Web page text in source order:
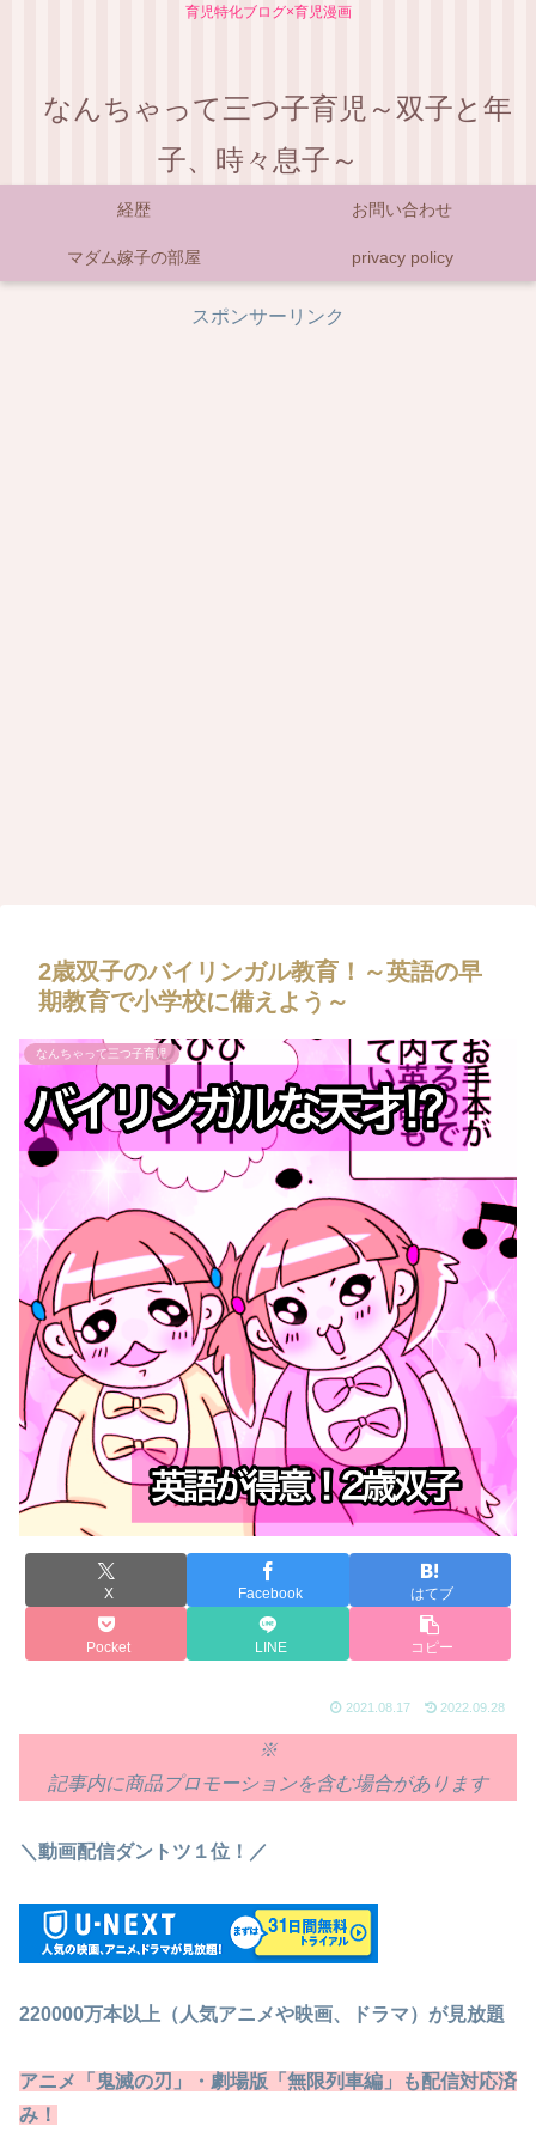
育児特化ブログ×育児漫画
なんちゃって三つ子育児～双子と年
子、時々息子～
経歴 お問い合わせ
マダム嫁子の部屋 privacy policy
スポンサーリンク
2歳双子のバイリンガル教育！～英語の早
期教育で小学校に備えよう～
なんちゃって三つ子育児
X Facebook はてブ
Pocket LINE コピー
2021.08.17 2022.09.28
※
記事内に商品プロモーションを含む場合があります
＼動画配信ダントツ１位！／
220000万本以上（人気アニメや映画、ドラマ）が見放題
アニメ「鬼滅の刃」・劇場版「無限列車編」も配信対応済
み！